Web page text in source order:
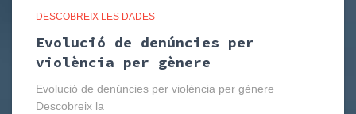
DESCOBREIX LES DADES
Evolució de denúncies per
violència per gènere
Evolució de denúncies per violència per gènere
Descobreix la